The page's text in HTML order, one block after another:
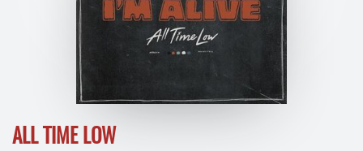
ALL TIME LOW